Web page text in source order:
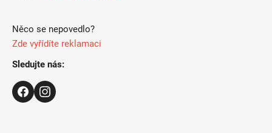
Něco se nepovedlo?
Zde vyřídíte reklamaci
Sledujte nás: